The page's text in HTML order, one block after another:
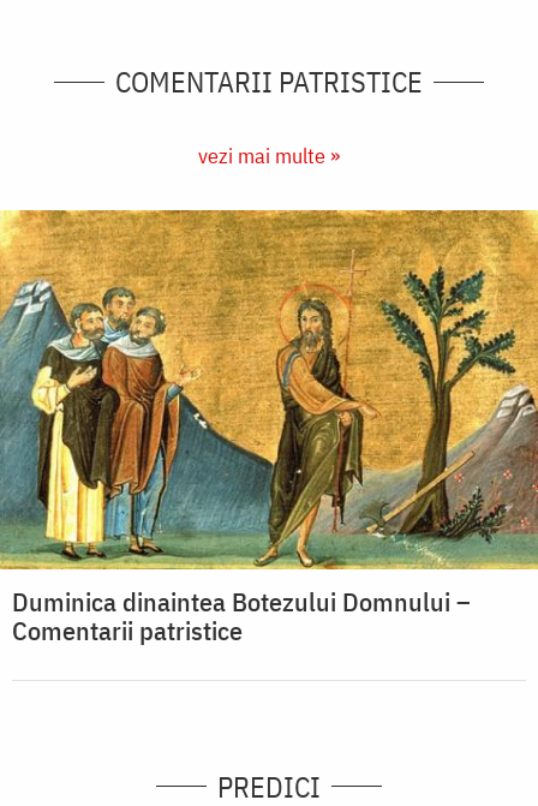
COMENTARII PATRISTICE
vezi mai multe »
Duminica dinaintea Botezului Domnului –
Comentarii patristice
PREDICI